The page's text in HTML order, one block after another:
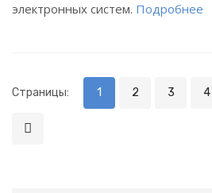
электронных систем. Подробнее
Страницы: 1 2 3 4